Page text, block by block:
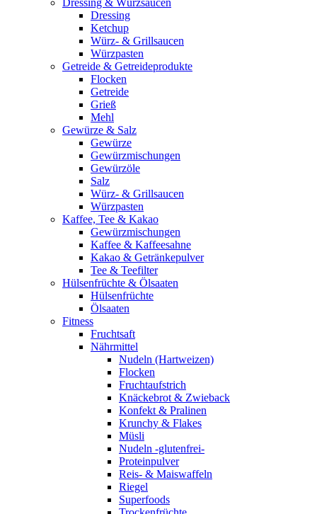
Dressing & Würzsaucen
Dressing
Ketchup
Würz- & Grillsaucen
Würzpasten
Getreide & Getreideprodukte
Flocken
Getreide
Grieß
Mehl
Gewürze & Salz
Gewürze
Gewürzmischungen
Gewürzöle
Salz
Würz- & Grillsaucen
Würzpasten
Kaffee, Tee & Kakao
Gewürzmischungen
Kaffee & Kaffeesahne
Kakao & Getränkepulver
Tee & Teefilter
Hülsenfrüchte & Ölsaaten
Hülsenfrüchte
Ölsaaten
Fitness
Fruchtsaft
Nährmittel
Nudeln (Hartweizen)
Flocken
Fruchtaufstrich
Knäckebrot & Zwieback
Konfekt & Pralinen
Krunchy & Flakes
Müsli
Nudeln -glutenfrei-
Proteinpulver
Reis- & Maiswaffeln
Riegel
Superfoods